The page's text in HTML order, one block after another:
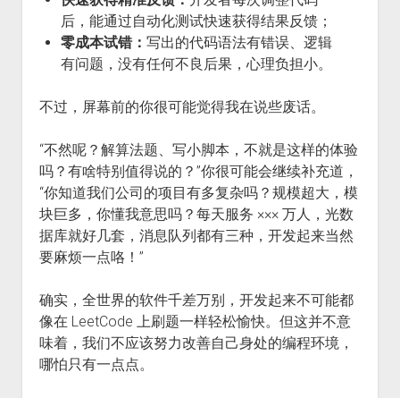
后，能通过自动化测试快速获得结果反馈；
零成本试错： 写出的代码语法有错误、逻辑
有问题，没有任何不良后果，心理负担小。
不过，屏幕前的你很可能觉得我在说些废话。
“不然呢？解算法题、写小脚本，不就是这样的体验
吗？有啥特别值得说的？”你很可能会继续补充道，
“你知道我们公司的项目有多复杂吗？规模超大，模
块巨多，你懂我意思吗？每天服务 ××× 万人，光数
据库就好几套，消息队列都有三种，开发起来当然
要麻烦一点咯！”
确实，全世界的软件千差万别，开发起来不可能都
像在 LeetCode 上刷题一样轻松愉快。但这并不意
味着，我们不应该努力改善自己身处的编程环境，
哪怕只有一点点。